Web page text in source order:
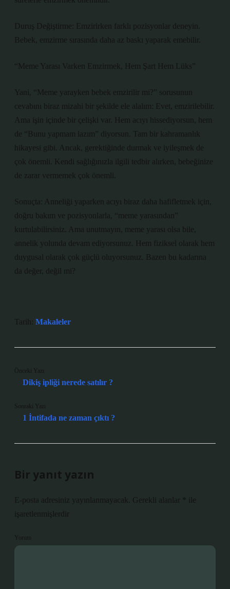
Duruş Değiştirme: Emzirirken farklı pozisyonlar deneyin.
Bebek, emzirme sırasında daha az baskı yaparak emebilir.
“Meme Yarası Varken Emzirmek, Hem Şart Hem Lüks”
Yani, “Meme yarayken bebek emzirilir mi?” sorusunun
cevabını biraz mizahi bir şekilde ele alalım: Evet, emzirilebilir.
Ama işin içinde bir çelişki var. Hem acıyı hissediyorsun, hem
de “Bunu yapmam lazım” diyorsun. Tam bir kahramanlık
hikayesi gibi. Ancak, gerektiğinde durmak ve iyileşmek de
çok önemli. Kendi sağlığınızla ilgili tedbir alırken, bebeğinize
de zarar vermemek çok önemli.
Sonuçta: Anneliği yaparken acıyı biraz daha hafifletmek için,
doğru bakım ve pozisyonlarla, “meme yarasından”
kurtulabilirsiniz. Ama unutmayın, meme yarası olsa bile,
annelik yolunda devam ediyorsunuz. Hem fiziksel olarak hem
duygusal olarak çok güçlü oluyorsunuz. Bazen bu kadarına
da değer, değil mi?
Tarih: Makaleler
Önceki Yazı
Dikiş ipliği nerede satılır ?
Sonraki Yazı
1 İntifada ne zaman çıktı ?
Bir yanıt yazın
E-posta adresiniz yayınlanmayacak. Gerekli alanlar
ile
işaretlenmişlerdir
Yorum